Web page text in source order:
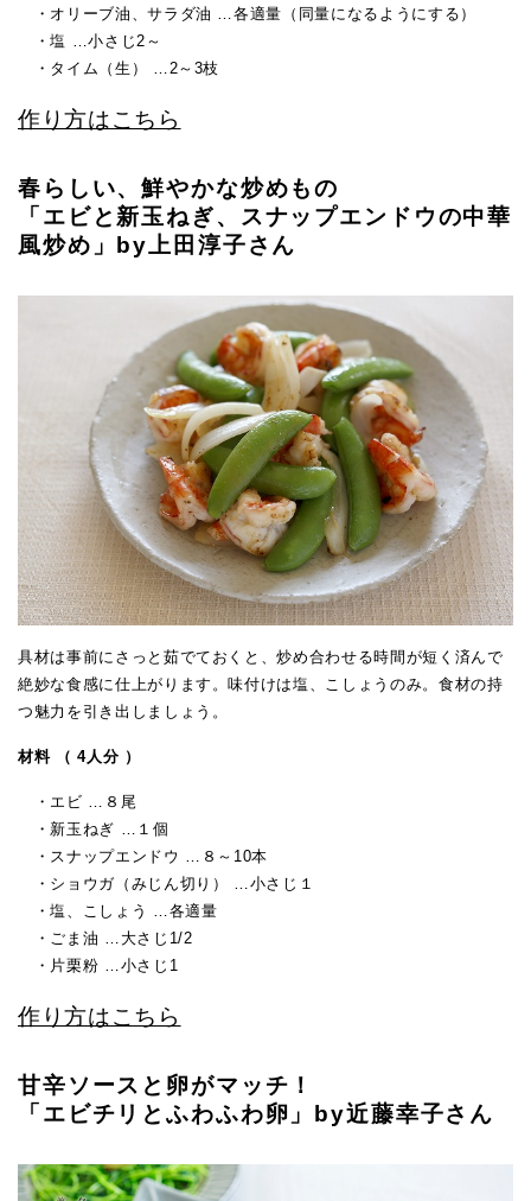
・オリーブ油、サラダ油 …各適量（同量になるようにする）
・塩 …小さじ2～
・タイム（生） …2～3枝
作り方はこちら
春らしい、鮮やかな炒めもの
「エビと新玉ねぎ、スナップエンドウの中華
風炒め」by上田淳子さん
具材は事前にさっと茹でておくと、炒め合わせる時間が短く済んで
絶妙な食感に仕上がります。味付けは塩、こしょうのみ。食材の持
つ魅力を引き出しましょう。
材料 （ 4人分 ）
・エビ …８尾
・新玉ねぎ …１個
・スナップエンドウ …８～10本
・ショウガ（みじん切り） …小さじ１
・塩、こしょう …各適量
・ごま油 …大さじ1/2
・片栗粉 …小さじ1
作り方はこちら
甘辛ソースと卵がマッチ！
「エビチリとふわふわ卵」by近藤幸子さん